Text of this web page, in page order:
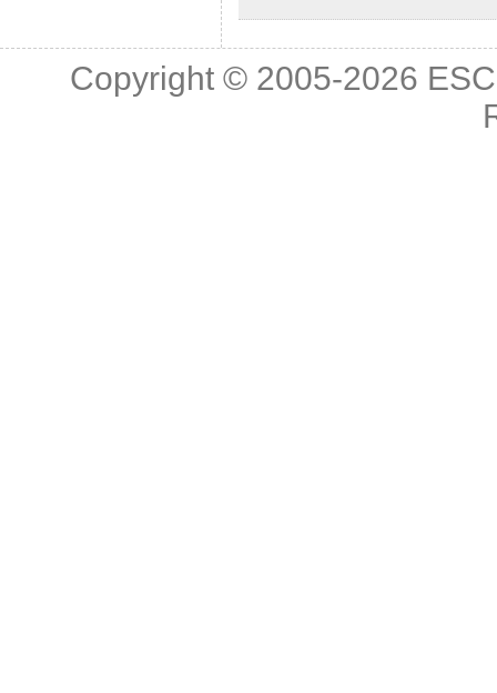
Copyright © 2005-2026